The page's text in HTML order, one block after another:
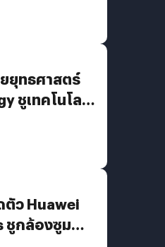
ยยุทธศาสตร์
ชูเทคโนโลยี
ตัว Huawei
ชูกล้องซูม